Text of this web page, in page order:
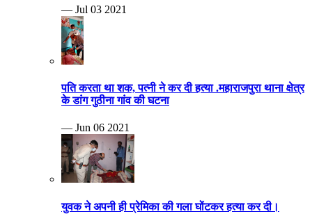
— Jul 03 2021
पति करता था शक, पत्नी ने कर दी हत्या .महाराजपुरा थाना क्षेत्र
के डांग गुठीना गांव की घटना
— Jun 06 2021
युवक ने अपनी ही प्रेमिका की गला घोंटकर हत्या कर दी।